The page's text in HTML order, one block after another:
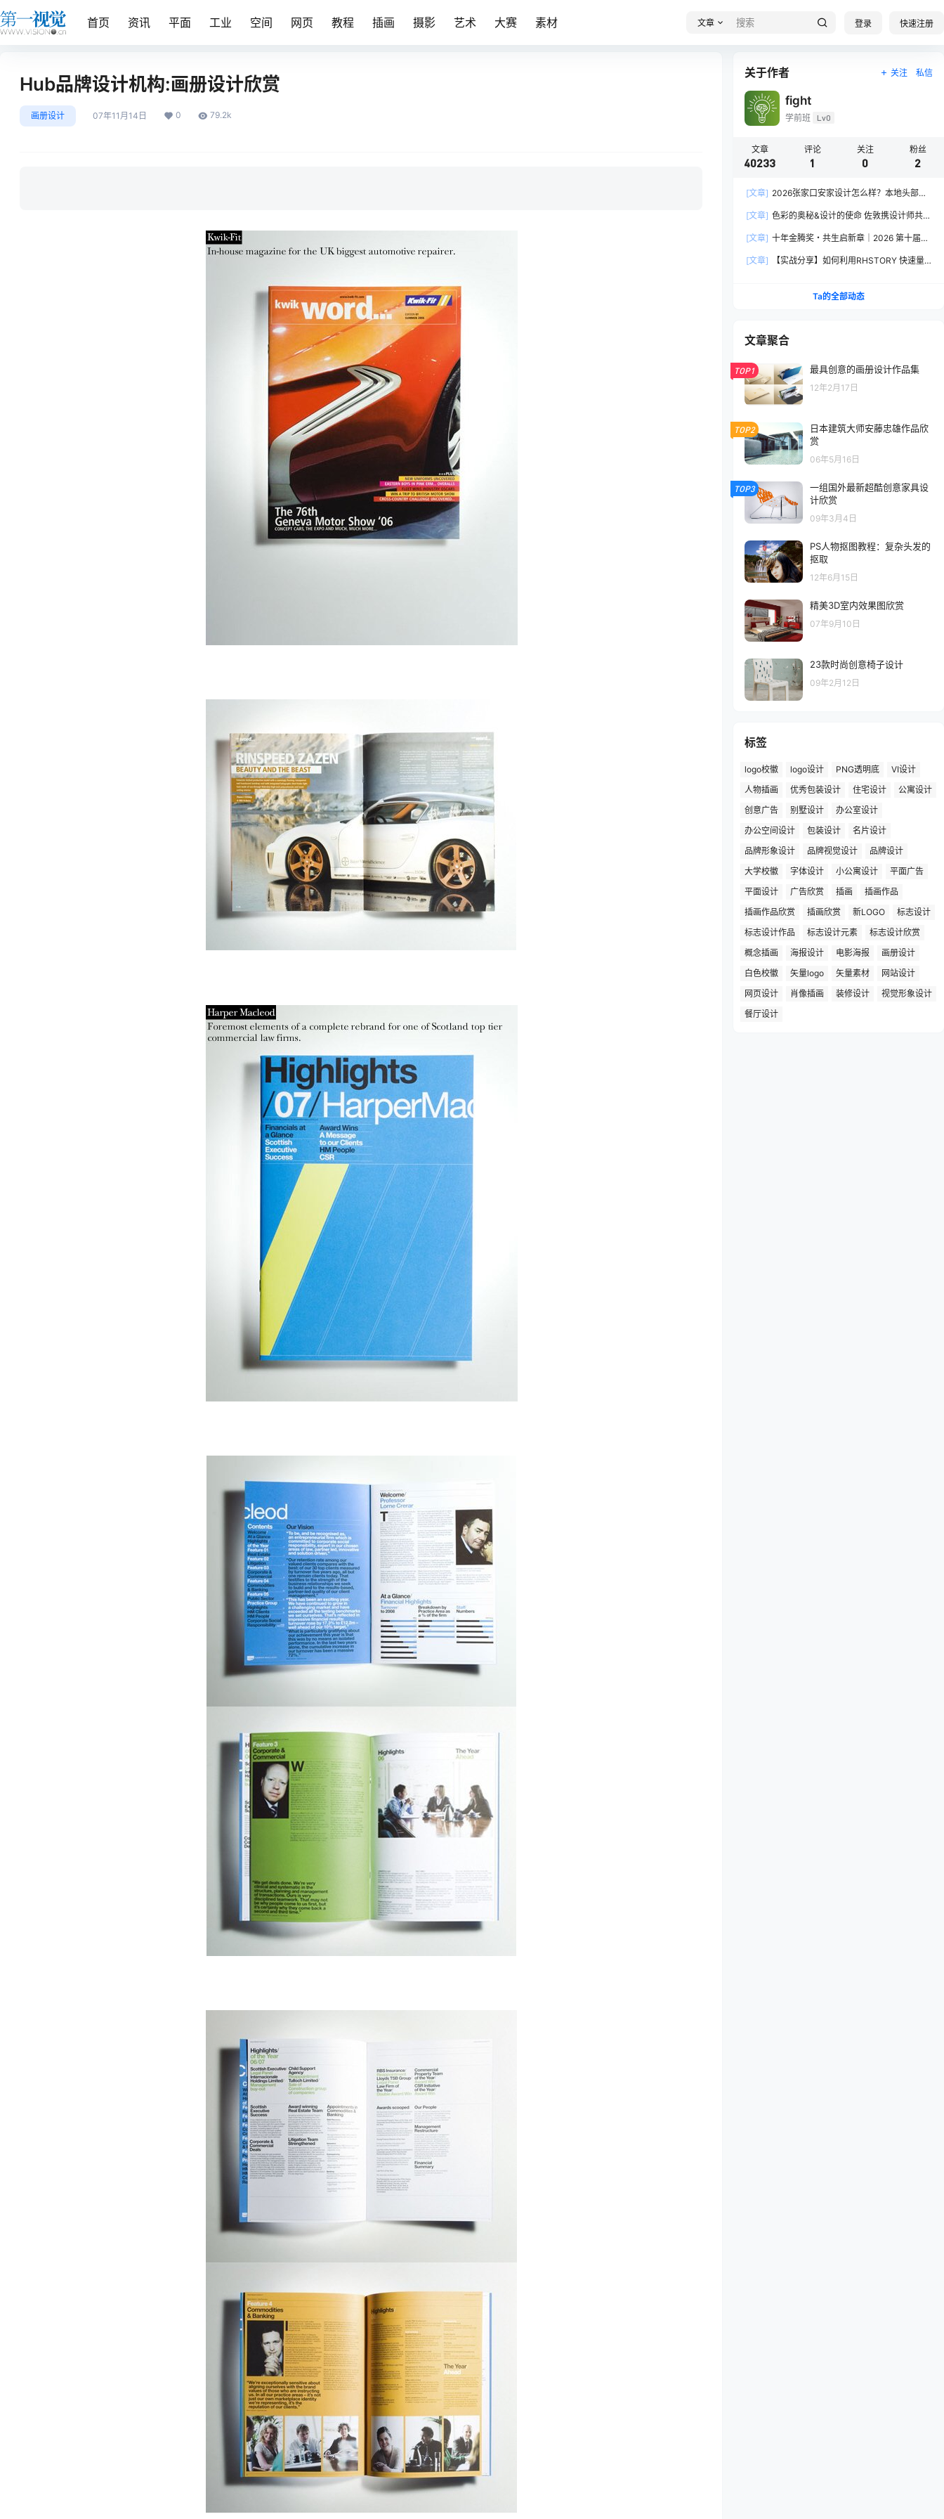
首页 资讯 平面 工业 空间 网页 教程 插画 摄影 艺术 大赛 素材 文章 登录 快速注册
Hub品牌设计机构:画册设计欣赏
画册设计 07年11月14日 0 79.2k
关于作者 关注 私信
fight
学前班 Lv0
文章
40233
评论
1
关注
0
粉丝
2
[文章] 2026张家口安家设计怎么样？本地头部全
[文章] 色彩的奥秘&设计的使命 佐敦携设计师共探
[文章] 十年金腾奖・共生启新章｜2026 第十届金
[文章]
【实战分享】如何利用RHSTORY 快速量
Ta的全部动态
文章聚合
TOP1 最具创意的画册设计作品集
12年2月17日
TOP2
日本建筑大师安藤忠雄作品欣
赏
06年5月16日
TOP3
一组国外最新超酷创意家具设
计欣赏
09年3月4日
PS人物抠图教程：复杂头发的
抠取
12年6月15日
精美3D室内效果图欣赏
07年9月10日
23款时尚创意椅子设计
09年2月12日
标签
logo校徽 logo设计 PNG透明底
VI设计
人物插画
优秀包装设计 住宅设计
公寓设计
创意广告
别墅设计
办公室设计
办公空间设计
包装设计
名片设计
品牌形象设计
品牌视觉设计
品牌设计
大学校徽
字体设计 小公寓设计
平面广告
平面设计
广告欣赏 插画
插画作品
插画作品欣赏
插画欣赏 新LOGO
标志设计
标志设计作品
标志设计元素
标志设计欣赏
概念插画
海报设计 电影海报
画册设计
白色校徽
矢量logo 矢量素材
网站设计
网页设计
肖像插画 装修设计
视觉形象设计
餐厅设计